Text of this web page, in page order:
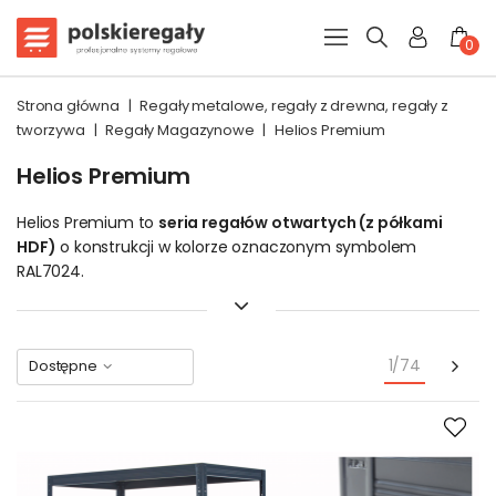
0
Strona główna | Regały metalowe, regały z drewna, regały z
tworzywa | Regały Magazynowe | Helios Premium
Helios Premium
Helios Premium to seria regałów otwartych (z półkami
HDF) o konstrukcji w kolorze oznaczonym symbolem
RAL7024.
Matowe, szaro-grafitowe rusztowania korzystnie komponują
zestaw kolorów sprawia, że stojaki Premium sprawdzają się
nie tylko w piwnicy, spiżarni czy magazynie, ale stanowią
doskonałe tło do ekspozycji różnego rodzaju towarów
Gustują w nich również sympatycy wnętrz industrialnych i
loftów.
Dostępne 1/74